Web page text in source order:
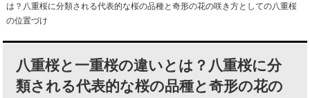
は？八重桜に分類される代表的な桜の品種と奇形の花の咲き方としての八重桜
の位置づけ
八重桜と一重桜の違いとは？八重桜に分
類される代表的な桜の品種と奇形の花の